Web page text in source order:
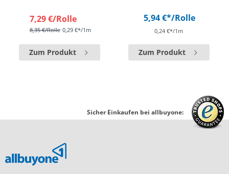
7,29 €/Rolle
8,35 €/Rolle 0,29 €*/1m
Zum Produkt
5,94 €*/Rolle
0,24 €*/1m
Zum Produkt
Sicher Einkaufen bei allbuyone: